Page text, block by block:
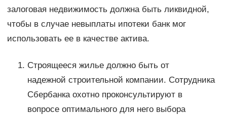
залоговая недвижимость должна быть ликвидной,
чтобы в случае невыплаты ипотеки банк мог
использовать ее в качестве актива.
Строящееся жилье должно быть от
надежной строительной компании. Сотрудника
Сбербанка охотно проконсультируют в
вопросе оптимального для него выбора